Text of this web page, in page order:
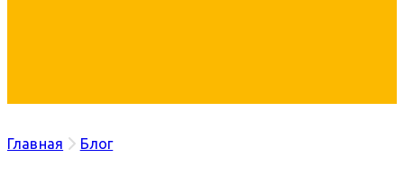
Главная Блог